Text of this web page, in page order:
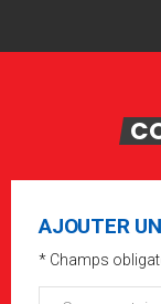
AJOUTER
* Champs